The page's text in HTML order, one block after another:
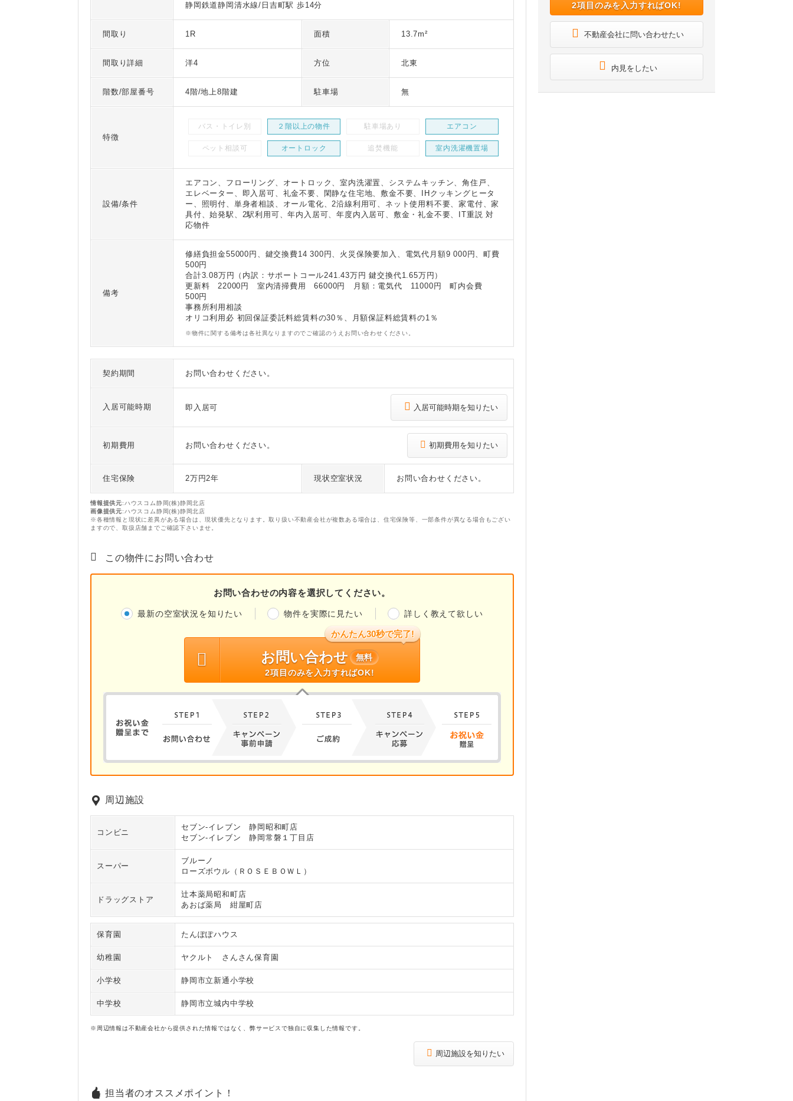
静岡鉄道静岡清水線/日吉町駅 歩14分
間取り 1R 面積 13.7m²
間取り詳細 洋4 方位 北東
階数/部屋番号 4階/地上8階建 駐車場 無
特徴
バス・トイレ別 ２階以上の物件 駐車場あり エアコン
ペット相談可 オートロック 追焚機能 室内洗濯機置場
設備/条件
エアコン、フローリング、オートロック、室内洗濯置、システムキッチン、角住戸、
エレベーター、即入居可、礼金不要、閑静な住宅地、敷金不要、IHクッキングヒータ
ー、照明付、単身者相談、オール電化、2沿線利用可、ネット使用料不要、家電付、家
具付、始発駅、2駅利用可、年内入居可、年度内入居可、敷金・礼金不要、IT重説 対
応物件
備考
修繕負担金55000円、鍵交換費14 300円、火災保険要加入、電気代月額9 000円、町費
500円
合計3.08万円（内訳：サポートコール241.43万円 鍵交換代1.65万円）
更新料 22000円 室内清掃費用 66000円 月額：電気代 11000円 町内会費
500円
事務所利用相談
オリコ利用必 初回保証委託料総賃料の30％、月額保証料総賃料の1％
※物件に関する備考は各社異なりますのでご確認のうえお問い合わせください。
契約期間 お問い合わせください。
入居可能時期 即入居可 入居可能時期を知りたい
初期費用 お問い合わせください。 初期費用を知りたい
住宅保険 2万円2年 現状空室状況 お問い合わせください。
情報提供元:ハウスコム静岡(株)静岡北店
画像提供元:ハウスコム静岡(株)静岡北店
※各種情報と現状に差異がある場合は、現状優先となります。取り扱い不動産会社が複数ある場合は、住宅保険等、一部条件が異なる場合もござい
ますので、取扱店舗までご確認下さいませ。
この物件にお問い合わせ
お問い合わせの内容を選択してください。
最新の空室状況を知りたい 物件を実際に見たい 詳しく教えて欲しい
かんたん30秒で完了!
お問い合わせ
無料
2項目のみを入力すればOK!
周辺施設
コンビニ
セブン‐イレブン 静岡昭和町店
セブン‐イレブン 静岡常磐１丁目店
スーパー
ブルーノ
ローズボウル（ＲＯＳＥＢＯＷＬ）
ドラッグストア
辻本薬局昭和町店
あおば薬局 紺屋町店
保育園 たんぽぽハウス
幼稚園 ヤクルト さんさん保育園
小学校 静岡市立新通小学校
中学校 静岡市立城内中学校
※周辺情報は不動産会社から提供された情報ではなく、弊サービスで独自に収集した情報です。
周辺施設を知りたい
担当者のオススメポイント！
2項目のみを入力すればOK!
不動産会社に問い合わせたい
内見をしたい